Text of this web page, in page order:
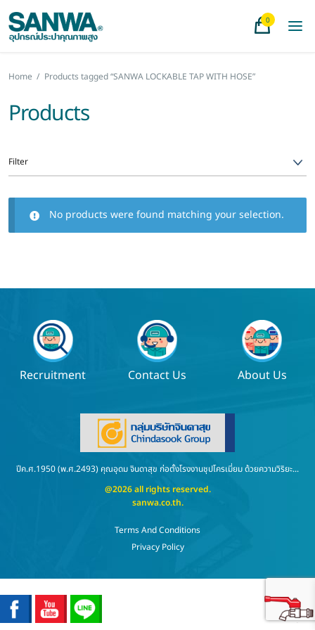
0
Home / Products tagged “SANWA LOCKABLE TAP WITH HOSE”
Products
Filter
No products were found matching your selection.
Recruitment Contact Us About Us
ปีค.ศ.1950 (พ.ศ.2493) คุณอุดม จินดาสุข ก่อตั้งโรงงานชุปโครเมี่ยม ด้วยความวิริยะ...
@2026 all rights reserved.
sanwa.co.th.
Terms And Conditions
Privacy Policy